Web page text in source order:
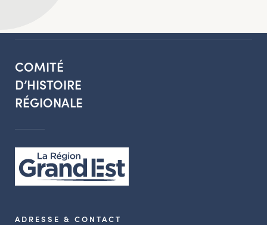
COMITÉ
D’HISTOIRE
RÉGIONALE
ADRESSE & CONTACT